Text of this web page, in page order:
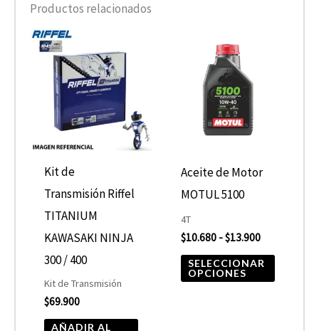
Productos relacionados
Kit de
Transmisión Riffel
TITANIUM
KAWASAKI NINJA
300 / 400
Kit de Transmisión
$69.900
AÑADIR AL
Aceite de Motor
MOTUL 5100
4T
$10.680 -$13.900
SELECCIONAR
OPCIONES
en
la